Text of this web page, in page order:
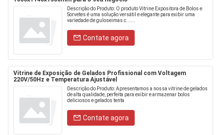
Descrição do Produto: O produto Vitrine Expositora de Bolos e
Sorvetes é uma solução versátil e elegante para exibir uma
variedade de guloseimas c......
Contate agora
Vitrine de Exposição de Gelados Profissional com Voltagem
220V/50Hz e Temperatura Ajustável
Descrição do Produto: Apresentamos a nossa vitrine de gelados
de alta qualidade, perfeita para exibir e armazenar bolos
deliciosos e gelados tenta
Contate agora